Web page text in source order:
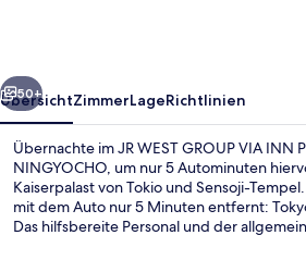
NIHONBASHI
NINGYOCHO
Weiter
50+
ÜbersichtZimmerLageRichtlinien
Übernachte im JR WEST GROUP VIA INN
NINGYOCHO, um nur 5 Autominuten
Kaiserpalast von Tokio und Sensoji-
mit dem Auto nur 5 Minuten entfernt:
Das hilfsbereite Personal und der